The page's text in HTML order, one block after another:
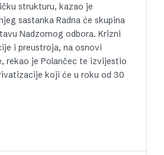
strukturu, kazao je
sastanka Radna će skupina
Nadzornog odbora. Krizni
i preustroja, na osnovi
rekao je Polančec te izvijestio
koji će u roku od 30